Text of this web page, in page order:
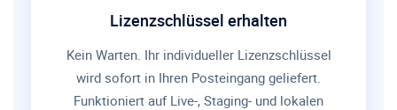
Lizenzschlüssel erhalten
Kein Warten. Ihr individueller Lizenzschlüssel
wird sofort in Ihren Posteingang geliefert.
Funktioniert auf Live-, Staging- und lokalen